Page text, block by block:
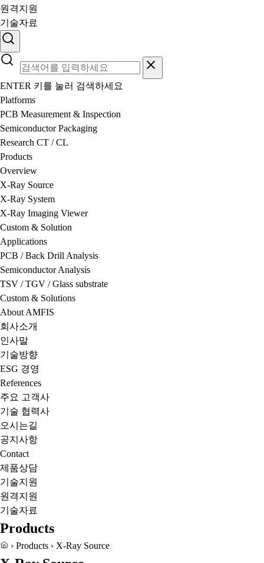
원격지원
기술자료
ENTER 키를 눌러 검색하세요
Platforms
PCB Measurement & Inspection
Semiconductor Packaging
Research CT / CL
Products
Overview
X-Ray Source
X-Ray System
X-Ray Imaging Viewer
Custom & Solution
Applications
PCB / Back Drill Analysis
Semiconductor Analysis
TSV / TGV / Glass substrate
Custom & Solutions
About AMFIS
회사소개
인사말
기술방향
ESG 경영
References
주요 고객사
기술 협력사
오시는길
공지사항
Contact
제품상담
기술지원
원격지원
기술자료
Products
› Products › X-Ray Source